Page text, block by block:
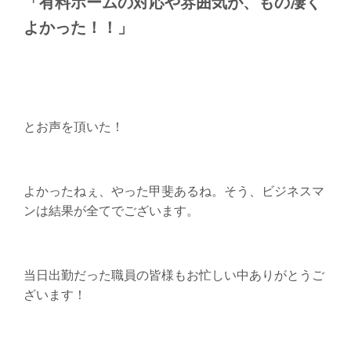
よかった！！」
とお声を頂いた！
よかったねぇ、やった甲斐あるね。そう、ビジネスマ
ンは結果が全てでございます。
当日出勤だった職員の皆様もお忙しい中ありがとうご
ざいます！